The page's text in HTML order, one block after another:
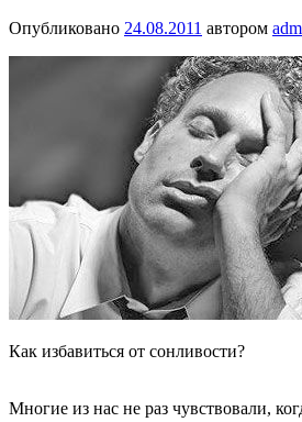
Опубликовано 24.08.2011 автором
Как избавиться от сонливости?
Многие из нас не раз чувствовали,